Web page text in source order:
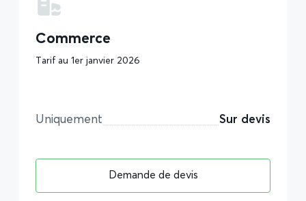
Commerce
Tarif au 1er janvier 2026
Uniquement Sur devis
Demande de devis